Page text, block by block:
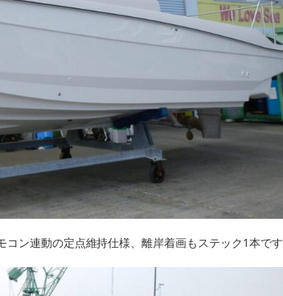
ン連動の定点維持仕様、離岸着画もステック1本です